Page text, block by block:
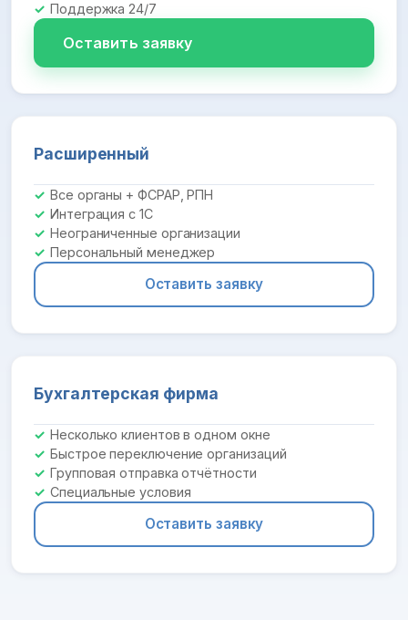
Поддержка 24/7
Оставить заявку
Расширенный
Все органы + ФСРАР, РПН
Интеграция с 1С
Неограниченные организации
Персональный менеджер
Оставить заявку
Бухгалтерская фирма
Несколько клиентов в одном окне
Быстрое переключение организаций
Групповая отправка отчётности
Специальные условия
Оставить заявку